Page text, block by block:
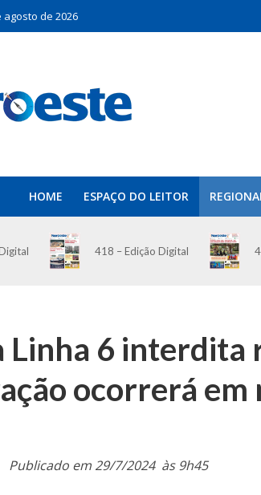
agosto de 2026
HOME ESPAÇO DO LEITOR
418 – Edição Digital
Linha 6 interdita
ocorrerá em
Publicado em 29/7/2024 às 9h45